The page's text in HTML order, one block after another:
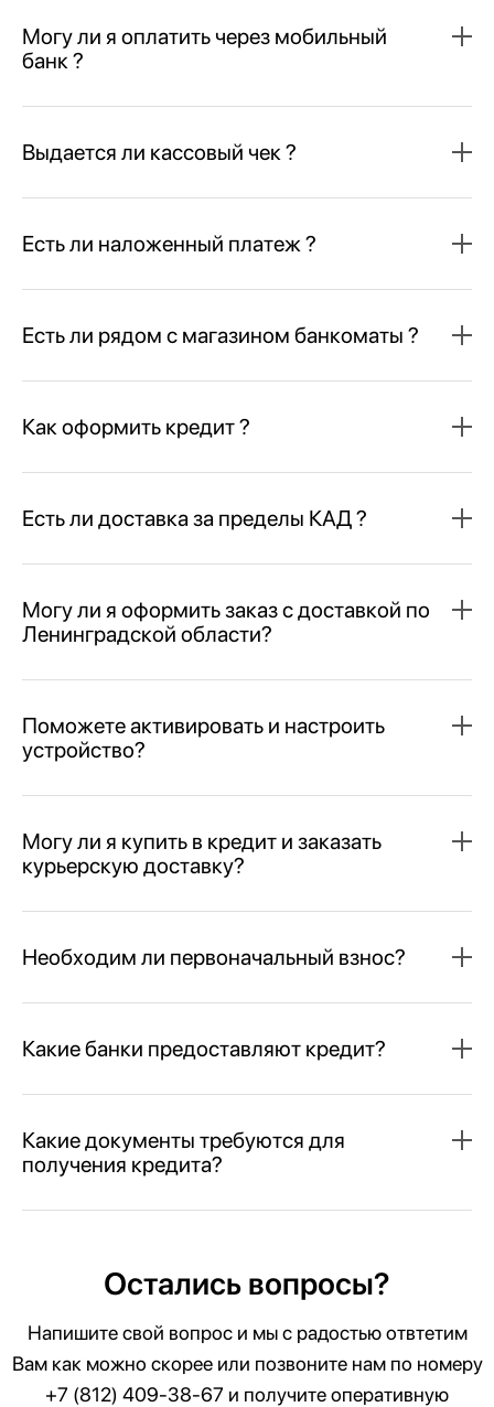
Могу ли я оплатить через мобильный
банк ?
Выдается ли кассовый чек ?
Есть ли наложенный платеж ?
Есть ли рядом с магазином банкоматы ?
Как оформить кредит ?
Есть ли доставка за пределы КАД ?
Могу ли я оформить заказ с доставкой по
Ленинградской области?
Поможете активировать и настроить
устройство?
Могу ли я купить в кредит и заказать
курьерскую доставку?
Необходим ли первоначальный взнос?
Какие банки предоставляют кредит?
Какие документы требуются для
получения кредита?
Остались вопросы?
Напишите свой вопрос и мы с радостью отвтетим
Вам как можно скорее или позвоните нам по номеру
+7 (812) 409-38-67 и получите оперативную